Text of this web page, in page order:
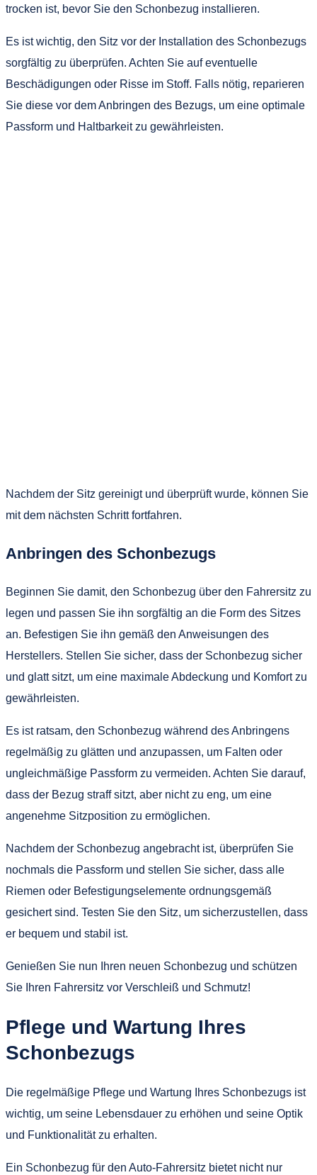
trocken ist, bevor Sie den Schonbezug installieren.
Es ist wichtig, den Sitz vor der Installation des Schonbezugs
sorgfältig zu überprüfen. Achten Sie auf eventuelle
Beschädigungen oder Risse im Stoff. Falls nötig, reparieren
Sie diese vor dem Anbringen des Bezugs, um eine optimale
Passform und Haltbarkeit zu gewährleisten.
Nachdem der Sitz gereinigt und überprüft wurde, können Sie
mit dem nächsten Schritt fortfahren.
Anbringen des Schonbezugs
Beginnen Sie damit, den Schonbezug über den Fahrersitz zu
legen und passen Sie ihn sorgfältig an die Form des Sitzes
an. Befestigen Sie ihn gemäß den Anweisungen des
Herstellers. Stellen Sie sicher, dass der Schonbezug sicher
und glatt sitzt, um eine maximale Abdeckung und Komfort zu
gewährleisten.
Es ist ratsam, den Schonbezug während des Anbringens
regelmäßig zu glätten und anzupassen, um Falten oder
ungleichmäßige Passform zu vermeiden. Achten Sie darauf,
dass der Bezug straff sitzt, aber nicht zu eng, um eine
angenehme Sitzposition zu ermöglichen.
Nachdem der Schonbezug angebracht ist, überprüfen Sie
nochmals die Passform und stellen Sie sicher, dass alle
Riemen oder Befestigungselemente ordnungsgemäß
gesichert sind. Testen Sie den Sitz, um sicherzustellen, dass
er bequem und stabil ist.
Genießen Sie nun Ihren neuen Schonbezug und schützen
Sie Ihren Fahrersitz vor Verschleiß und Schmutz!
Pflege und Wartung Ihres
Schonbezugs
Die regelmäßige Pflege und Wartung Ihres Schonbezugs ist
wichtig, um seine Lebensdauer zu erhöhen und seine Optik
und Funktionalität zu erhalten.
Ein Schonbezug für den Auto-Fahrersitz bietet nicht nur